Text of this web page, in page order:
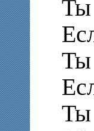
Ты
Ты
Ты